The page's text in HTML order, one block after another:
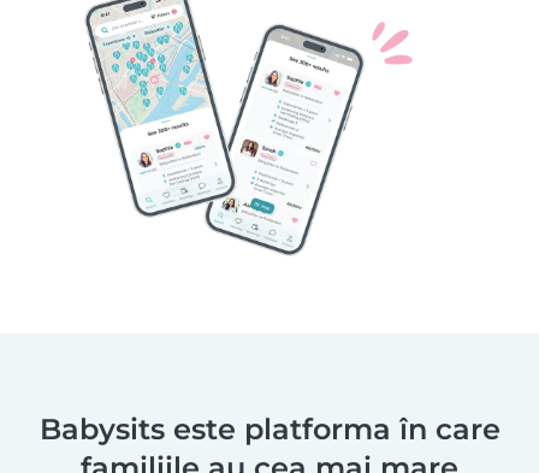
Babysits este platforma în care